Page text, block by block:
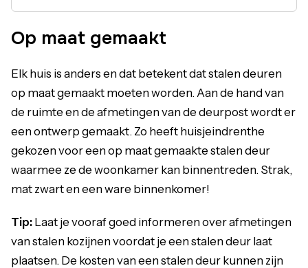
Op maat gemaakt
Elk huis is anders en dat betekent dat stalen deuren
op maat gemaakt moeten worden. Aan de hand van
de ruimte en de afmetingen van de deurpost wordt er
een ontwerp gemaakt. Zo heeft huisjeindrenthe
gekozen voor een op maat gemaakte stalen deur
waarmee ze de woonkamer kan binnentreden. Strak,
mat zwart en een ware binnenkomer!
Tip: Laat je vooraf goed informeren over afmetingen
van stalen kozijnen voordat je een stalen deur laat
plaatsen. De kosten van een stalen deur kunnen zijn